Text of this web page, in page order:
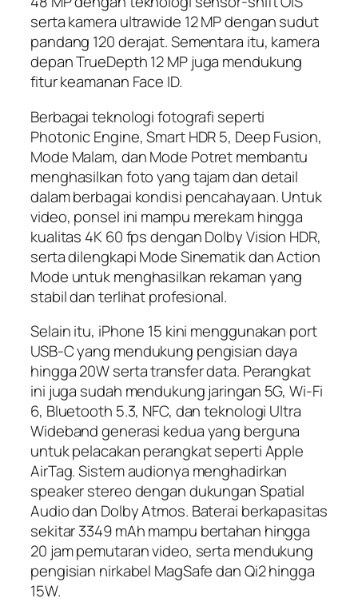
serta kamera ultrawide 12 MP dengan sudut
pandang 120 derajat. Sementara itu, kamera
depan TrueDepth 12 MP juga mendukung
fitur keamanan Face ID.
Berbagai teknologi fotografi seperti
Photonic Engine, Smart HDR 5, Deep Fusion,
Mode Malam, dan Mode Potret membantu
menghasilkan foto yang tajam dan detail
dalam berbagai kondisi pencahayaan. Untuk
video, ponsel ini mampu merekam hingga
kualitas 4K 60 fps dengan Dolby Vision HDR,
serta dilengkapi Mode Sinematik dan Action
Mode untuk menghasilkan rekaman yang
stabil dan terlihat profesional.
Selain itu, iPhone 15 kini menggunakan port
USB-C yang mendukung pengisian daya
hingga 20W serta transfer data. Perangkat
ini juga sudah mendukung jaringan 5G, Wi-Fi
6, Bluetooth 5.3, NFC, dan teknologi Ultra
Wideband generasi kedua yang berguna
untuk pelacakan perangkat seperti Apple
AirTag. Sistem audionya menghadirkan
speaker stereo dengan dukungan Spatial
Audio dan Dolby Atmos. Baterai berkapasitas
sekitar 3349 mAh mampu bertahan hingga
20 jam pemutaran video, serta mendukung
pengisian nirkabel MagSafe dan Qi2 hingga
15W.